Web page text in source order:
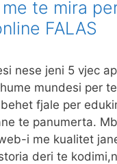
te mira
FALAS
nese jeni 5 vjec
mundesi per
fjale per
te panumerta.
i me kualitet
deri te